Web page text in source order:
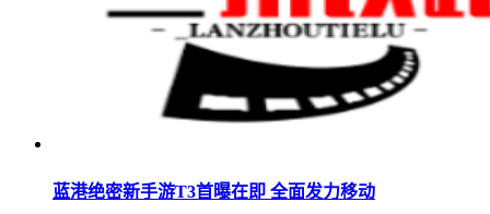
蓝港绝密新手游T3首曝在即 全面发力移动